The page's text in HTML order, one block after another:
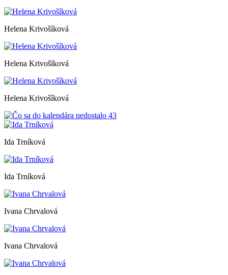
Helena Krivošíková
Helena Krivošíková
Helena Krivošíková
Ida Trníková
Ida Trníková
Ivana Chrvalová
Ivana Chrvalová